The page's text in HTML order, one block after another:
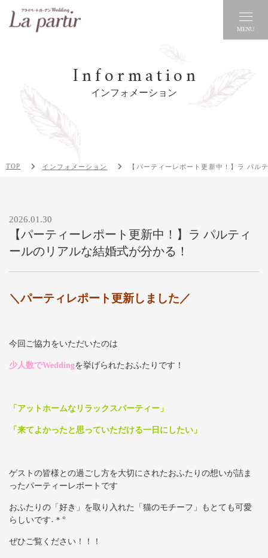
MENU
Information
インフォメーション
TOP インフォメーション 【パーティーレポート更新中！】ラ パル
2026.01.30
【パーティーレポート更新中！】ラ パルティ
ールのリアルな結婚式が分かる！
＼パーティレポート更新しました／
今回ご協力をいただいたのは
少人数でWeddingを挙げられたおふたりです！
「アットホームなリラックスパーティー」
「来てよかったと思っていただける一日にしたい」
ゲストの皆様との過ごし方を大切にされたおふたりの想いが詰ま
ったパーティーレポートです
おふたりの「好き」を取り入れた「猫のモチーフ」もとても可愛
らしいです˖＊°
ぜひご覧ください！！！